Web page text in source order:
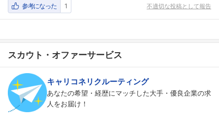
参考になった 1 不適切な投稿として報告
スカウト・オファーサービス
キャリコネリクルーティング
あなたの希望・経歴にマッチした大手・優良企業の求
人をお届け！